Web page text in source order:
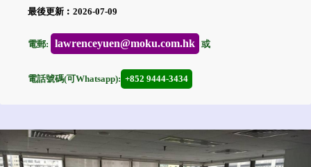
最後更新︰2026-07-09
電郵: lawrenceyuen@moku.com.hk 或
電話號碼(可Whatsapp): +852 9444-3434